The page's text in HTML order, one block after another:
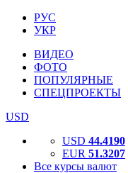
РУС
УКР
ВИДЕО
ФОТО
ПОПУЛЯРНЫЕ
СПЕЦПРОЕКТЫ
USD
USD 44.4190
EUR 51.3207
Все курсы валют